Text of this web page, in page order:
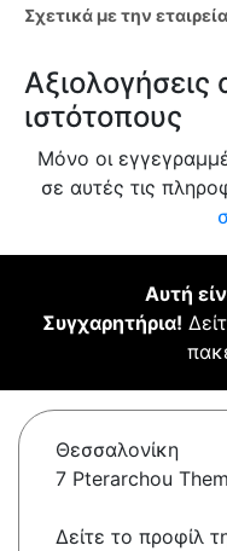
Σχετικά με την
ιστότοπους
Μόνο οι
σε αυτές τις
Αυτή
Συγχαρητήρια!
Θεσσαλονίκη
7 Pterarchou
Δείτε το προφίλ